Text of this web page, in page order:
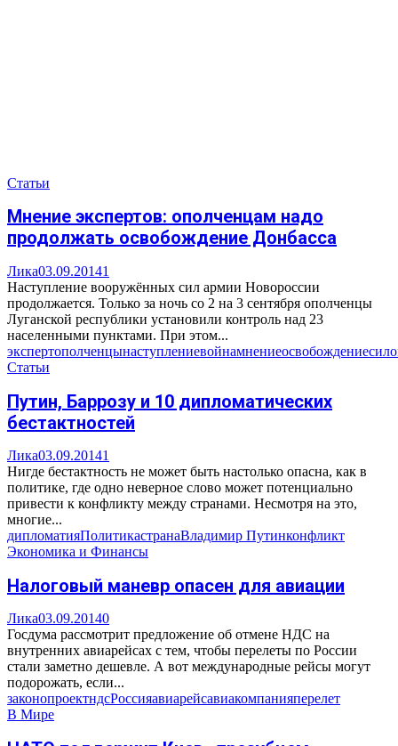
Статьи
Мнение экспертов: ополченцам надо
продолжать освобождение Донбасса
Лика03.09.20141
Наступление вооружённых сил армии Новороссии
продолжается. Только за ночь со 2 на 3 сентября ополченцы
Луганской республики установили контроль над 23
населенными пунктами. При этом...
экспертополченцынаступлениевойнамнениеосвобождение
Статьи
Путин, Баррозу и 10 дипломатических
бестактностей
Лика03.09.20141
Нигде бестактность не может быть настолько опасна, как в
политике, где одно неверное слово может потенциально
привести к конфликту между странами. Несмотря на это,
многие...
дипломатияПолитикастранаВладимир Путинконфликт
Экономика и Финансы
Налоговый маневр опасен для авиации
Лика03.09.20140
Госдума рассмотрит предложение об отмене НДС на
внутренних авиарейсах с тем, чтобы перелеты по России
стали заметно дешевле. А вот международные рейсы могут
подорожать, если...
законопроектндсРоссияавиарейсавиакомпанияперелет
В Мире